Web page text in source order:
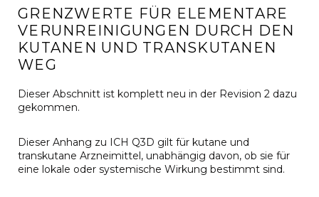
GRENZWERTE FÜR ELEMENTARE
VERUNREINIGUNGEN DURCH DEN
KUTANEN UND TRANSKUTANEN
WEG
Dieser Abschnitt ist komplett neu in der Revision 2 dazu
gekommen.
Dieser Anhang zu ICH Q3D gilt für kutane und
transkutane Arzneimittel, unabhängig davon, ob sie für
eine lokale oder systemische Wirkung bestimmt sind.